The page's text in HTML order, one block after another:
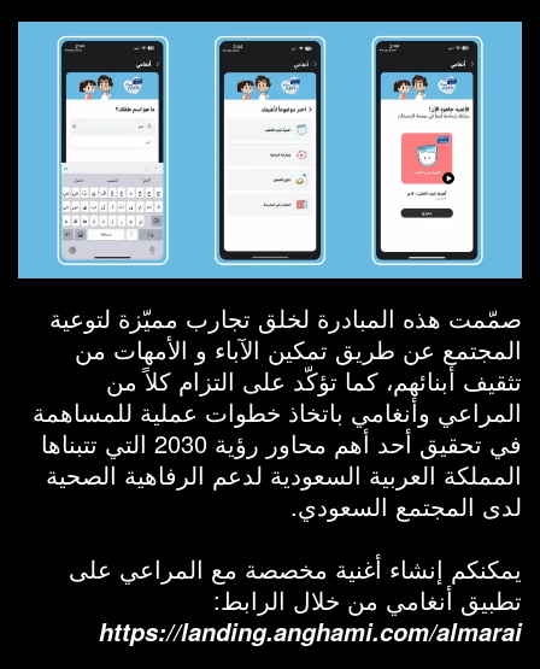
صمّمت هذه المبادرة لخلق تجارب مميّزة لتوعية
المجتمع عن طريق تمكين الآباء و الأمهات من
تثقيف أبنائهم، كما تؤكّد على التزام كلاً من
المراعي وأنغامي باتخاذ خطوات عملية للمساهمة
في تحقيق أحد أهم محاور رؤية 2030 التي تتبناها
المملكة العربية السعودية لدعم الرفاهية الصحية
لدى المجتمع السعودي.
يمكنكم إنشاء أغنية مخصصة مع المراعي على
تطبيق أنغامي من خلال الرابط:
https://landing.anghami.com/almarai